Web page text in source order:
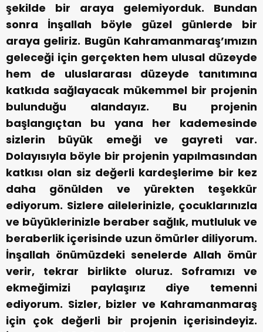
şekilde bir araya gelemiyorduk. Bundan
sonra İnşallah böyle güzel günlerde bir
araya geliriz. Bugün Kahramanmaraş’ımızın
geleceği için gerçekten hem ulusal düzeyde
hem de uluslararası düzeyde tanıtımına
katkıda sağlayacak mükemmel bir projenin
bulunduğu alandayız. Bu projenin
başlangıçtan bu yana her kademesinde
sizlerin büyük emeği ve gayreti var.
Dolayısıyla böyle bir projenin yapılmasından
katkısı olan siz değerli kardeşlerime bir kez
daha gönülden ve yürekten teşekkür
ediyorum. Sizlere ailelerinizle, çocuklarınızla
ve büyüklerinizle beraber sağlık, mutluluk ve
beraberlik içerisinde uzun ömürler diliyorum.
İnşallah önümüzdeki senelerde Allah ömür
verir, tekrar birlikte oluruz. Soframızı ve
ekmeğimizi paylaşırız diye temenni
ediyorum. Sizler, bizler ve Kahramanmaraş
için çok değerli bir projenin içerisindeyiz.